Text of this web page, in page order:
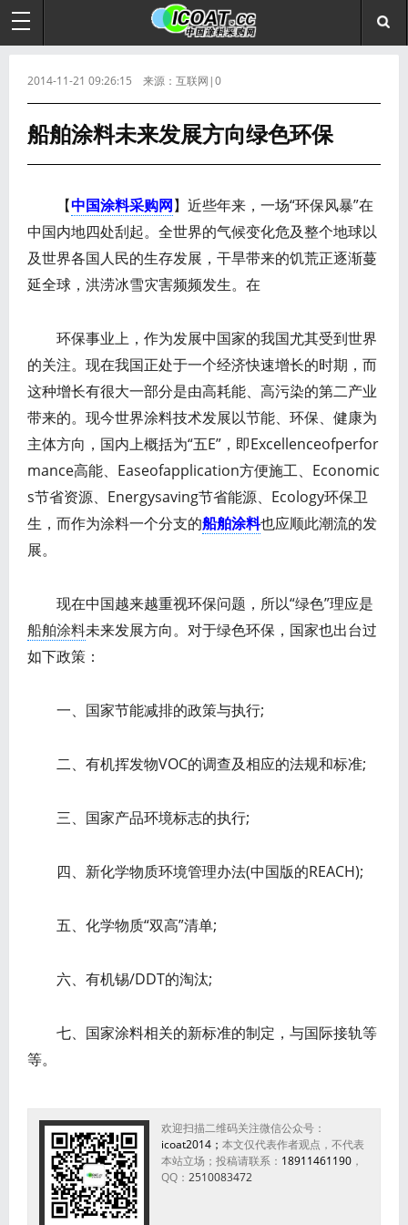
2014-11-21 09:26:15 来源：互联网|0
船舶涂料未来发展方向绿色环保
【中国涂料采购网】近些年来，一场“环保风暴”在
中国内地四处刮起。全世界的气候变化危及整个地球以
及世界各国人民的生存发展，干旱带来的饥荒正逐渐蔓
延全球，洪涝冰雪灾害频频发生。在
环保事业上，作为发展中国家的我国尤其受到世界
的关注。现在我国正处于一个经济快速增长的时期，而
这种增长有很大一部分是由高耗能、高污染的第二产业
带来的。现今世界涂料技术发展以节能、环保、健康为
主体方向，国内上概括为“五E”，即Excellenceofperfor
mance高能、Easeofapplication方便施工、Economic
s节省资源、Energysaving节省能源、Ecology环保卫
生，而作为涂料一个分支的船舶涂料也应顺此潮流的发
展。
现在中国越来越重视环保问题，所以“绿色”理应是
船舶涂料未来发展方向。对于绿色环保，国家也出台过
如下政策：
一、国家节能减排的政策与执行;
二、有机挥发物VOC的调查及相应的法规和标准;
三、国家产品环境标志的执行;
四、新化学物质环境管理办法(中国版的REACH);
五、化学物质“双高”清单;
六、有机锡/DDT的淘汰;
七、国家涂料相关的新标准的制定，与国际接轨等
等。
欢迎扫描二维码关注微信公众号：
icoat2014； 本文仅代表作者观点，不代表
本站立场；投稿请联系： 18911461190，
QQ： 2510083472